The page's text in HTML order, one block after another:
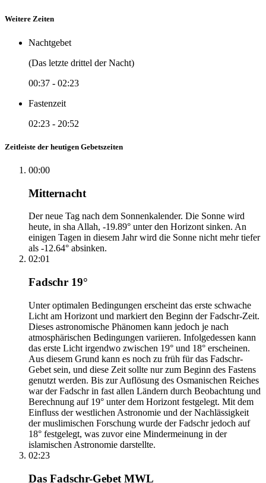
Weitere Zeiten
Nachtgebet
(Das letzte drittel der Nacht)
00:37 - 02:23
Fastenzeit
02:23 - 20:52
Zeitleiste der heutigen Gebetszeiten
00:00
Mitternacht
Der neue Tag nach dem Sonnenkalender. Die Sonne wird
heute, in sha Allah, -19.89° unter den Horizont sinken. An
einigen Tagen in diesem Jahr wird die Sonne nicht mehr tiefer
als -12.64° absinken.
02:01
Fadschr 19°
Unter optimalen Bedingungen erscheint das erste schwache
Licht am Horizont und markiert den Beginn der Fadschr-Zeit.
Dieses astronomische Phänomen kann jedoch je nach
atmosphärischen Bedingungen variieren. Infolgedessen kann
das erste Licht irgendwo zwischen 19° und 18° erscheinen.
Aus diesem Grund kann es noch zu früh für das Fadschr-
Gebet sein, und diese Zeit sollte nur zum Beginn des Fastens
genutzt werden. Bis zur Auflösung des Osmanischen Reiches
war der Fadschr in fast allen Ländern durch Beobachtung und
Berechnung auf 19° unter dem Horizont festgelegt. Mit dem
Einfluss der westlichen Astronomie und der Nachlässigkeit
der muslimischen Forschung wurde der Fadschr jedoch auf
18° festgelegt, was zuvor eine Mindermeinung in der
islamischen Astronomie darstellte.
02:23
Das Fadschr-Gebet MWL